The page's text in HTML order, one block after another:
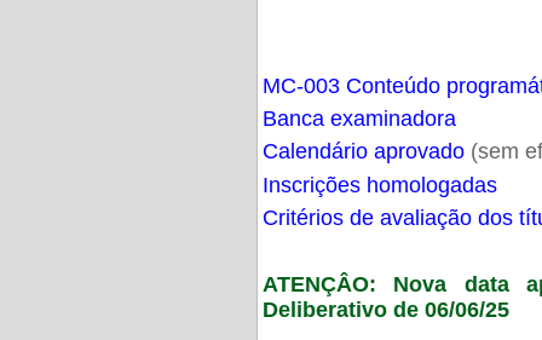
MC-003 Conteúdo
Banca examinadora
Calendário aprovado(sem
Inscrições homologadas
Critérios de avaliação dos
ATENÇÂO: Nova data
Deliberativo de 06/06/25